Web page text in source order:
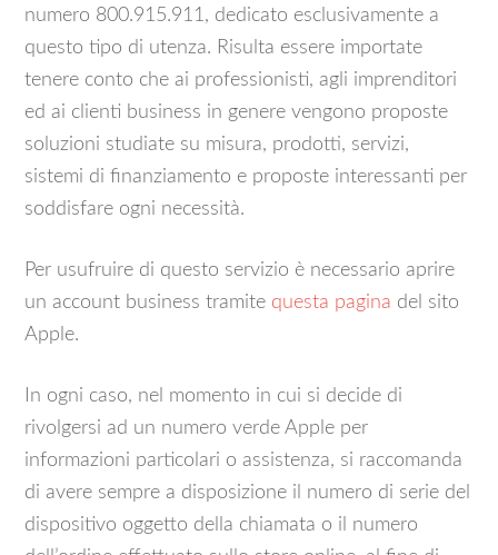
numero 800.915.911, dedicato esclusivamente a
questo tipo di utenza. Risulta essere importate
tenere conto che ai professionisti, agli imprenditori
ed ai clienti business in genere vengono proposte
soluzioni studiate su misura, prodotti, servizi,
sistemi di finanziamento e proposte interessanti per
soddisfare ogni necessità.
Per usufruire di questo servizio è necessario aprire
un account business tramite questa pagina del sito
Apple.
In ogni caso, nel momento in cui si decide di
rivolgersi ad un numero verde Apple per
informazioni particolari o assistenza, si raccomanda
di avere sempre a disposizione il numero di serie del
dispositivo oggetto della chiamata o il numero